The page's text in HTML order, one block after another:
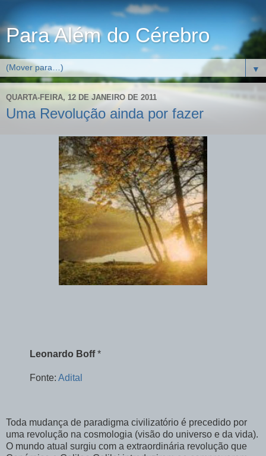
Para Além do Cérebro
▼
QUARTA-FEIRA, 12 DE JANEIRO DE 2011
Uma Revolução ainda por fazer
Leonardo Boff*
Fonte: Adital
Toda mudança de paradigma civilizatório é precedido por
uma revolução na cosmologia (visão do universo e da vida).
O mundo atual surgiu com a extraordinária revolução que